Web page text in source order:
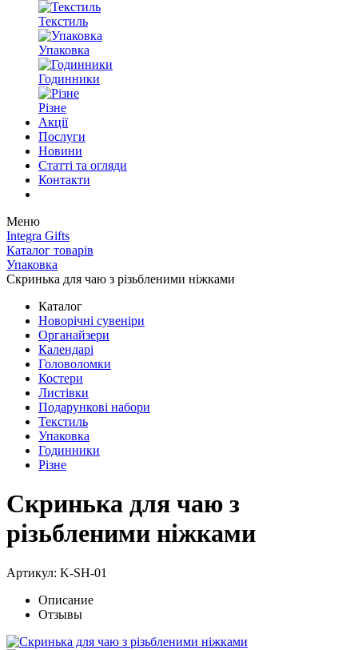
Текстиль
Упаковка
Годинники
Різне
Акції
Послуги
Новини
Статті та огляди
Контакти
Меню
Integra Gifts
Каталог товарів
Упаковка
Скринька для чаю з різьбленими ніжками
Каталог
Новорічні сувеніри
Органайзери
Календарі
Головоломки
Костери
Листівки
Подарункові набори
Текстиль
Упаковка
Годинники
Різне
Скринька для чаю з
різьбленими ніжками
Артикул: K-SH-01
Описание
Отзывы